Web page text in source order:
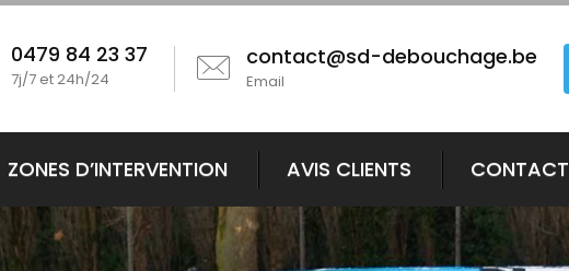
0479 84 23 37
7j/7 et 24h/24
contact@sd-debouchage.be
Email
ZONES D’INTERVENTION AVIS CLIENTS CONTACT